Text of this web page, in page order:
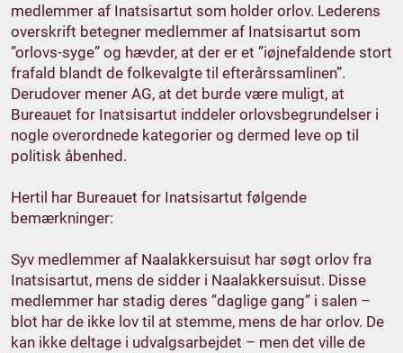
medlemmer af Inatsisartut som holder orlov. Lederens
overskrift betegner medlemmer af Inatsisartut som
”orlovs-syge” og hævder, at der er et ”iøjnefaldende stort
frafald blandt de folkevalgte til efterårssamlinen”.
Derudover mener AG, at det burde være muligt, at
Bureauet for Inatsisartut inddeler orlovsbegrundelser i
nogle overordnede kategorier og dermed leve op til
politisk åbenhed.
Hertil har Bureauet for Inatsisartut følgende
bemærkninger:
Syv medlemmer af Naalakkersuisut har søgt orlov fra
Inatsisartut, mens de sidder i Naalakkersuisut. Disse
medlemmer har stadig deres ”daglige gang” i salen –
blot har de ikke lov til at stemme, mens de har orlov. De
kan ikke deltage i udvalgsarbejdet – men det ville de